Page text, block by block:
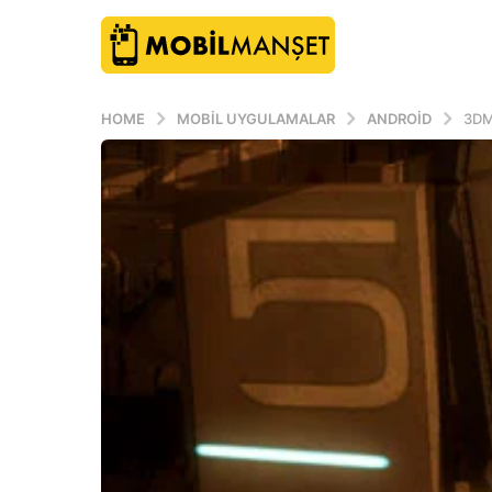
HOME MOBIL UYGULAMALAR ANDROID